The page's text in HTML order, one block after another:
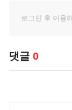
댓글 0